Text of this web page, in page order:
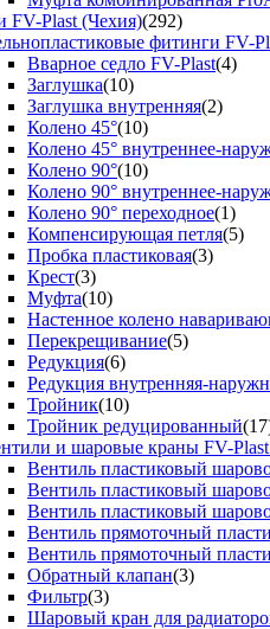
FV-Plast (Чехия)(292)
фитинги FV-
Вварное седло FV-Plast(4)
Заглушка(10)
Заглушка внутренняя(2)
Колено 45°(10)
Колено 45° внутреннее-
Колено 90°(10)
Колено 90° внутреннее-
Колено 90° переходное(1)
Компенсирующая петля(5)
Пробка пластиковая(3)
Крест(3)
Муфта(10)
Настенное колено
Перекрещивание(5)
Редукция(6)
Редукция внутренняя-
Тройник(10)
Тройник редуцированный
и шаровые краны FV-
Вентиль пластиковый
Вентиль пластиковый
Вентиль пластиковый
Вентиль прямоточный
Вентиль прямоточный
Обратный клапан(3)
Фильтр(3)
Шаровый кран для